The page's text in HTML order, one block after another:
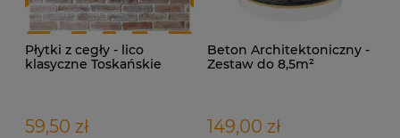
Płytki z cegły - lico
klasyczne Toskańskie
59,50 zł
Beton Architektoniczny -
Zestaw do 8,5m²
149,00 zł